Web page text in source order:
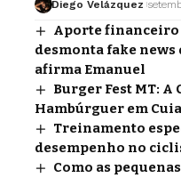
Diego Velázquez
Aporte financeiro
desmonta fake news
afirma Emanuel
Burger Fest MT: A
Hambúrguer em
Treinamento
desempenho no
Como as